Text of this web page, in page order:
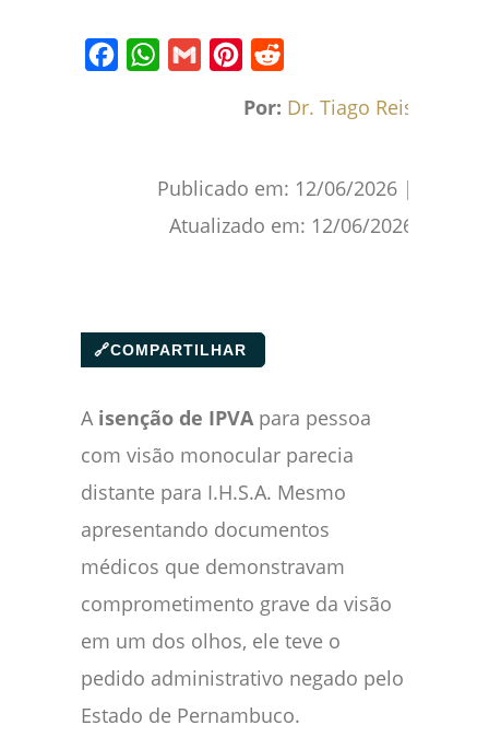
Por: Dr. Tiago Reis
Publicado em: 12/06/2026 |
Atualizado em: 12/06/2026
🔗COMPARTILHAR
A isenção de IPVApara pessoa
com visão monocular parecia
distante para I.H.S.A. Mesmo
apresentando documentos
médicos que demonstravam
comprometimento grave da visão
em um dos olhos, ele teve o
pedido administrativo negado pelo
Estado de Pernambuco.